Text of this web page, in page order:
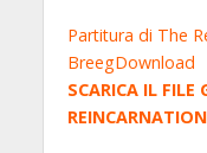
Partitura di The
BreegDownload
SCARICA IL FILE